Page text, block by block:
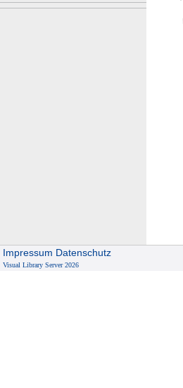
Impressum Datenschutz
Visual Library Server 2026